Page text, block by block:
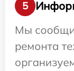
5
Мы
ремонта